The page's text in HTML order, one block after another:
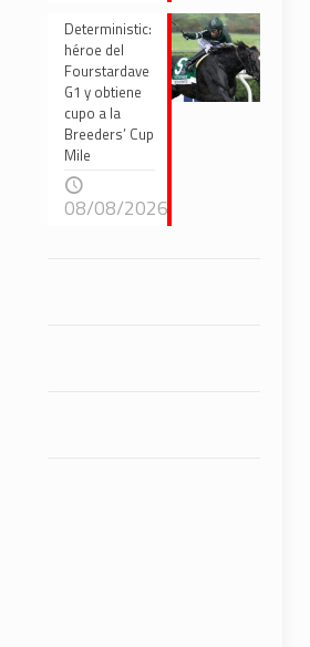
Deterministic:
héroe del
Fourstardave
G1 y obtiene
cupo a la
Breeders’ Cup
Mile
08/08/2026